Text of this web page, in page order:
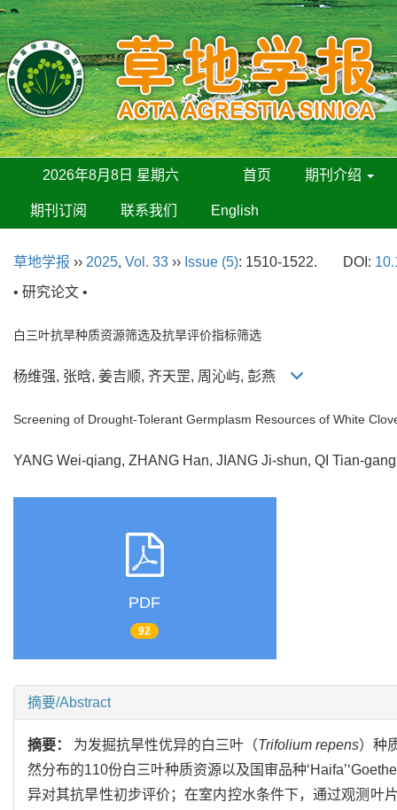
2026年8月8日 星期六 首页 期刊介绍
期刊订阅 联系我们 English
草地学报 ›› 2025, Vol. 33 ›› Issue (5): 1510-1522. DOI:
• 研究论文 •
白三叶抗旱种质资源筛选及抗旱评价指标筛选
杨维强, 张晗, 姜吉顺, 齐天罡, 周沁屿, 彭燕
Screening of Drought-Tolerant Germplasm Resources of White
YANG Wei-qiang, ZHANG Han, JIANG Ji-shun, QI Tian-
PDF
92
摘要/Abstract
摘要： 为发掘抗旱性优异的白三叶（Trifolium repens）种
然分布的110份白三叶种质资源以及国审品种
异对其抗旱性初步评价；在室内控水条件下，通过观测叶